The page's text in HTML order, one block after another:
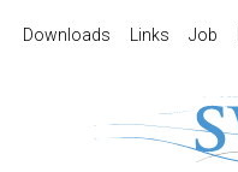
Downloads Links Job